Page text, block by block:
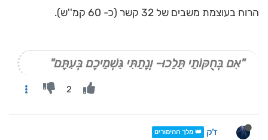
הרוח בעוצמת משבים של 32 קשר (כ- 60 קמ''ש).
"אִם בְּחֻקּוֹתַי תֵּלֵכוּ- וְנָתַתִּי גִּשְׁמֵיכֶם בְּעִתָּם"
2
ז'ק 👑 מלך ההימורים